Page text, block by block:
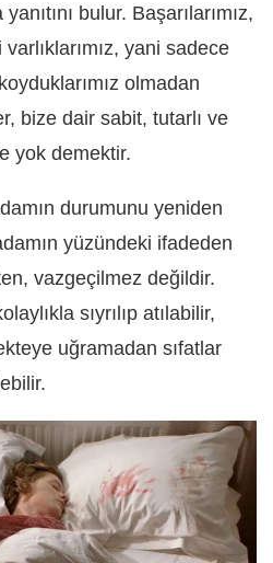
bulur. Başarılarımız,
varlıklarımız, yani sadece
olmadan
bize dair sabit, tutarlı ve
yok demektir.
durumunu yeniden
yüzündeki ifadeden
vazgeçilmez değildir.
sıyrılıp atılabilir,
uğramadan sıfatlar